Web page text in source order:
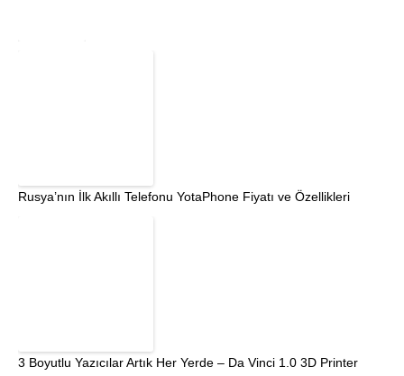
Rusya’nın İlk Akıllı Telefonu YotaPhone Fiyatı ve Özellikleri
3 Boyutlu Yazıcılar Artık Her Yerde – Da Vinci 1.0 3D Printer